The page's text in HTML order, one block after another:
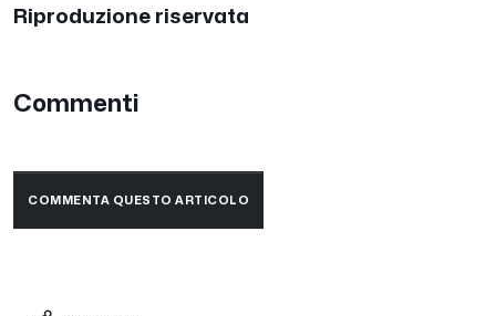
Riproduzione riservata
Commenti
COMMENTA QUESTO ARTICOLO